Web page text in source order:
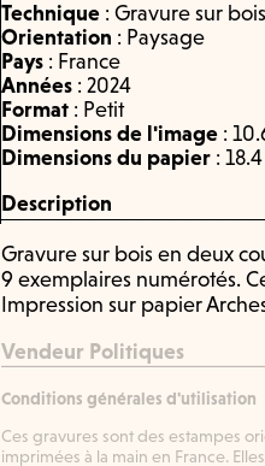
Années : 2024
Pays : France
Technique : Gravure sur bois
Orientation : Paysage
Format : Petit
Dimensions de l'image :
Dimensions du papier :
Description
Gravure sur bois en deux
9 exemplaires numérotés.
Impression sur papier
Vendeur Politiques
Conditions générales d'utilisation
Ces gravures sont des estampes
imprimées à la main en France.